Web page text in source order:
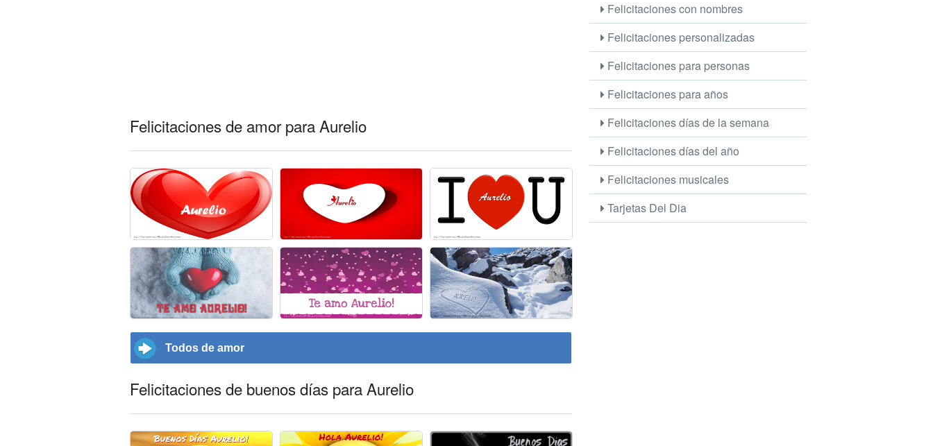
Felicitaciones de amor para Aurelio
Todos de amor
Felicitaciones de buenos días para Aurelio
Felicitaciones con nombres
Felicitaciones personalizadas
Felicitaciones para personas
Felicitaciones para años
Felicitaciones días de la semana
Felicitaciones días del año
Felicitaciones musicales
Tarjetas Del Dia